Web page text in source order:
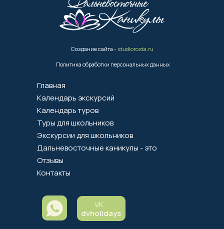
Политика обработки персональных данных
Создание сайта - studiorosta.ru
VK
dvholidays
Экскурсии для школьников
Главная
Календарь экскурсий
Календарь туров
Туры для школьников
Контакты
Отзывы
Дальневосточные каникулы - это